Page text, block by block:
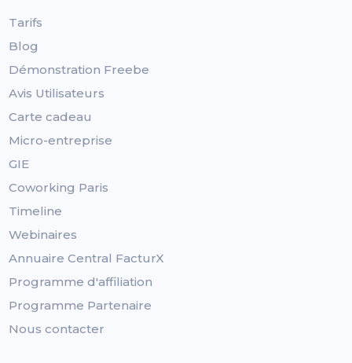
Tarifs
Blog
Démonstration Freebe
Avis Utilisateurs
Carte cadeau
Micro-entreprise
GIE
Coworking Paris
Timeline
Webinaires
Annuaire Central FacturX
Programme d'affiliation
Programme Partenaire
Nous contacter